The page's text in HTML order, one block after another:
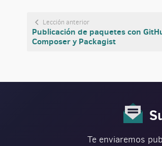
Lección anterior
Publicación de paquetes con
Composer y Packagist
Te enviaremos